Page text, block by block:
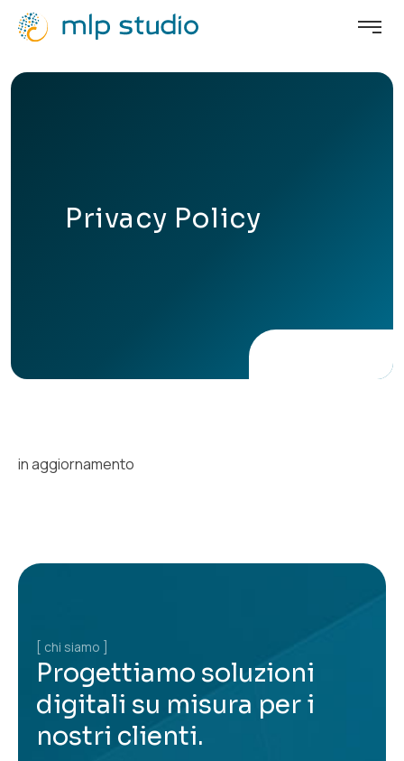
Privacy Policy
in aggiornamento
[ chi siamo ]
Progettiamo soluzioni
digitali su misura per i
nostri clienti.